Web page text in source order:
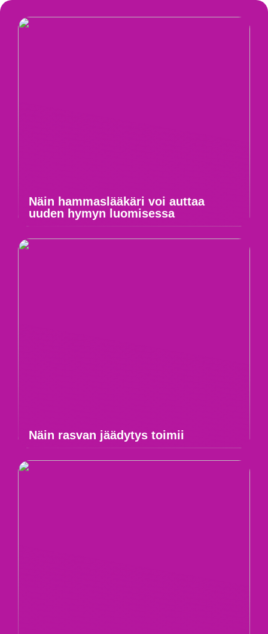
Näin hammaslääkäri voi auttaa
uuden hymyn luomisessa
Näin rasvan jäädytys toimii